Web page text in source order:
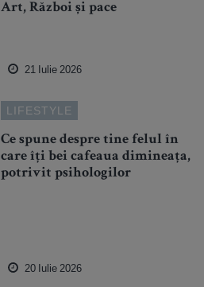
Art, Război și pace
21 Iulie 2026
LIFESTYLE
Ce spune despre tine felul în
care îți bei cafeaua dimineața,
potrivit psihologilor
20 Iulie 2026